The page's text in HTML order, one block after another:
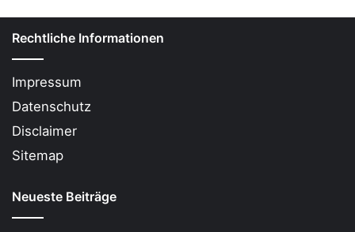
Rechtliche Informationen
Impressum
Datenschutz
Disclaimer
Sitemap
Neueste Beiträge